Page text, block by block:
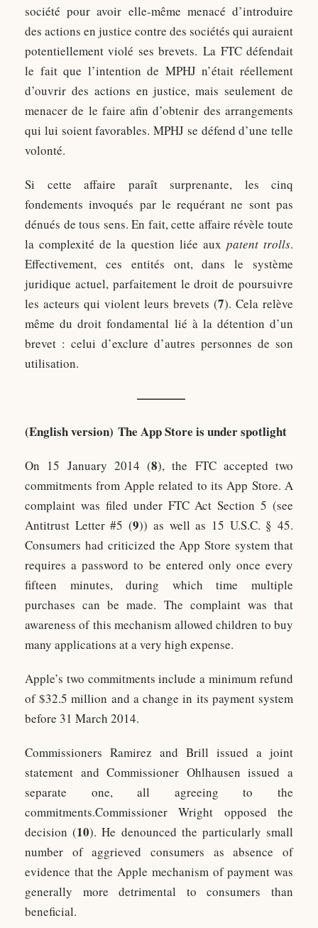
société pour avoir elle-même menacé d’introduire
des actions en justice contre des sociétés qui auraient
potentiellement violé ses brevets. La FTC défendait
le fait que l’intention de MPHJ n’était réellement
d’ouvrir des actions en justice, mais seulement de
menacer de le faire afin d’obtenir des arrangements
qui lui soient favorables. MPHJ se défend d’une telle
volonté.
Si cette affaire paraît surprenante, les cinq
fondements invoqués par le requérant ne sont pas
dénués de tous sens. En fait, cette affaire révèle toute
la complexité de la question liée aux patent trolls.
Effectivement, ces entités ont, dans le système
juridique actuel, parfaitement le droit de poursuivre
les acteurs qui violent leurs brevets (7). Cela relève
même du droit fondamental lié à la détention d’un
brevet : celui d’exclure d’autres personnes de son
utilisation.
————
(English version) The App Store is under spotlight
On 15 January 2014 (8), the FTC accepted two
commitments from Apple related to its App Store. A
complaint was filed under FTC Act Section 5 (see
Antitrust Letter #5 (9)) as well as 15 U.S.C. § 45.
Consumers had criticized the App Store system that
requires a password to be entered only once every
fifteen minutes, during which time multiple
purchases can be made. The complaint was that
awareness of this mechanism allowed children to buy
many applications at a very high expense.
Apple’s two commitments include a minimum refund
of $32.5 million and a change in its payment system
before 31 March 2014.
Commissioners Ramirez and Brill issued a joint
statement and Commissioner Ohlhausen issued a
separate one, all agreeing to the
commitments.Commissioner Wright opposed the
decision (10). He denounced the particularly small
number of aggrieved consumers as absence of
evidence that the Apple mechanism of payment was
generally more detrimental to consumers than
beneficial.